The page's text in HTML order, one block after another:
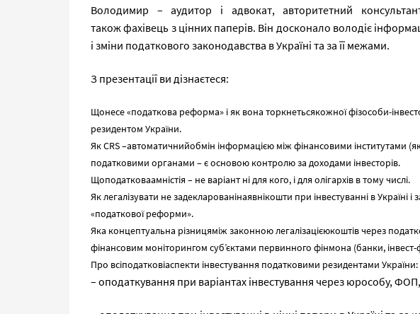
Володимир – аудитор і адвокат, авторитетний
також фахівець з цінних паперів. Він досконало володіє
і зміни податкового законодавства в Україні та за її межами.
З презентації ви дізнаєтеся:
Щонесе «податкова реформа» і як вона торкнетьсякожної фізособи-
резидентом України.
Як CRS –автоматичнийобмін інформацією між фінансовими інститутами (як
податковими органами – є основою контролю за доходами інвесторів.
Щоподатковаамністія – не варіант ні для кого, і для олігархів в тому числі.
Як легалізувати не задекларованінаявнікошти при інвестуванні в Україні
«податкової реформи».
Яка концептуальна різницяміж законною легалізацієюкоштів через
фінансовим моніторингом суб’єктами первинного фінмона (банки, інвест-
Про всіподатковіаспекти інвестування податковими резидентами України:
– оподаткування при варіантах інвестування через юрособу,